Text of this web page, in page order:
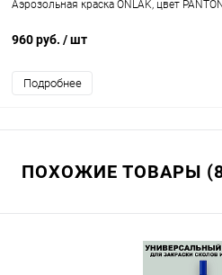
Аэрозольная краска ONLAK, цвет
960 руб. / шт
Подробнее
ПОХОЖИЕ ТОВАРЫ